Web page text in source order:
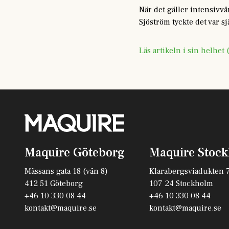
När det gäller
Sjöström tyckte det var
Läs artikeln i sin helhet
Maquire Göteborg
Mässans gata 18 (vån 8)
412 51 Göteborg
+46 10 330 08 44
kontakt@maquire.se
Maquire
Klarabergsviadukten
107 24 Stockholm
+46 10 330 08 44
kontakt@maquire.se